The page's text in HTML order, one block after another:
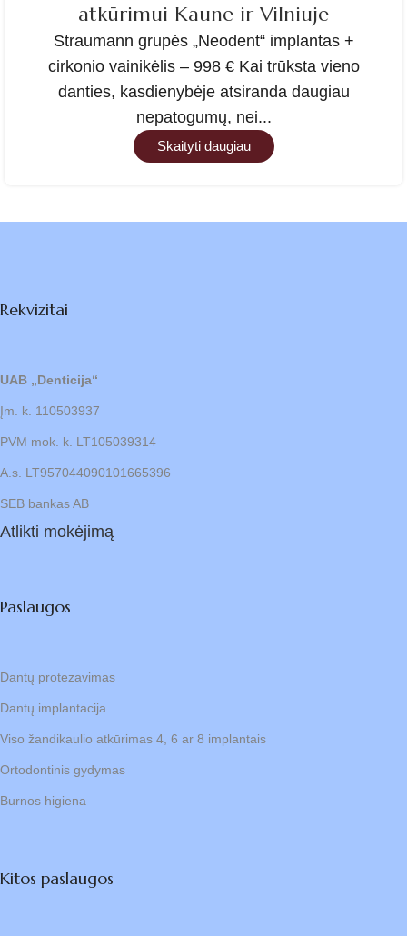
atkūrimui Kaune ir Vilniuje
Straumann grupės „Neodent“ implantas +
cirkonio vainikėlis – 998 € Kai trūksta vieno
danties, kasdienybėje atsiranda daugiau
nepatogumų, nei...
Skaityti daugiau
Rekvizitai
UAB „Denticija“
Įm. k. 110503937
PVM mok. k. LT105039314
A.s. LT957044090101665396
SEB bankas AB
Atlikti mokėjimą
Paslaugos
Dantų protezavimas
Dantų implantacija
Viso žandikaulio atkūrimas 4, 6 ar 8 implantais
Ortodontinis gydymas
Burnos higiena
Kitos paslaugos